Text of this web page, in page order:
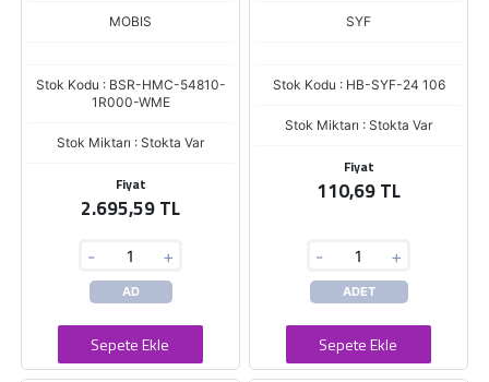
MOBIS
Stok Kodu : BSR-HMC-54810-
1R000-WME
Stok Miktarı : Stokta Var
Fiyat
2.695,59 TL
- +
AD
Sepete Ekle
SYF
Stok Kodu : HB-SYF-24 106
Stok Miktarı : Stokta Var
Fiyat
110,69 TL
- +
ADET
Sepete Ekle